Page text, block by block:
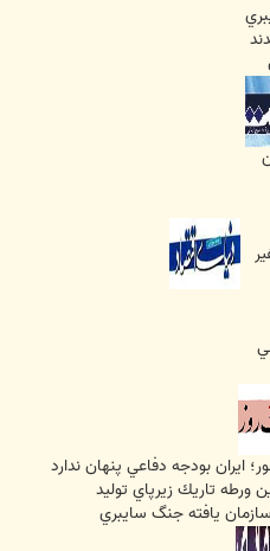
ايران بودجه دفاعي پنهان ندارد
تاريك زيرپاي توليد